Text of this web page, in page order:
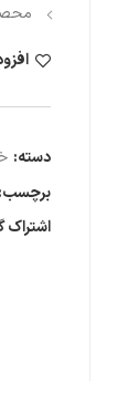
دسته:
برچسب:
اشتراک